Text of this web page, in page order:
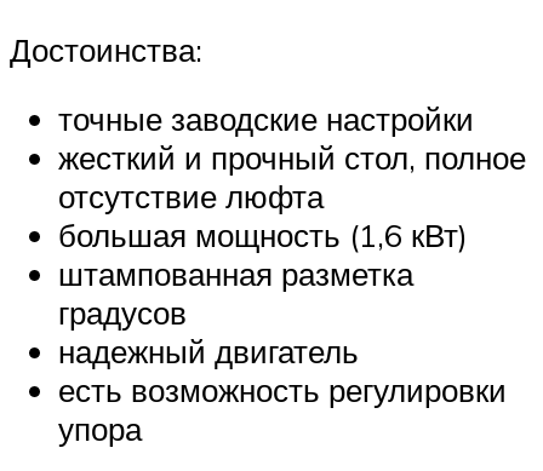
Достоинства:
точные заводские настройки
жесткий и прочный стол, полное
отсутствие люфта
большая мощность (1,6 кВт)
штампованная разметка
градусов
надежный двигатель
есть возможность регулировки
упора